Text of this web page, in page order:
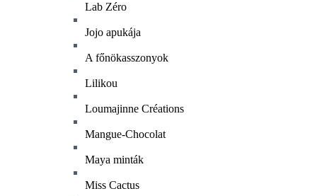
Lab Zéro
Jojo apukája
A főnökasszonyok
Lilikou
Loumajinne Créations
Mangue-Chocolat
Maya minták
Miss Cactus